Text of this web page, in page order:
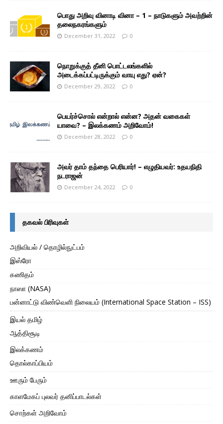
பொது அறிவு வினாடி வினா – 1 – நாடுகளும் அவற்றின்
தலைநகரங்களும்
December 31, 2022 0
நொறுக்குத் தீனி பொட்டலங்களில்
அடைக்கப்பட்டிருக்கும் வாயு எது? ஏன்?
December 29, 2022 0
பெயர்ச்சொல் என்றால் என்ன? அதன் வகைகள்
யாவை? – இலக்கணம் அறிவோம்!
December 28, 2022 0
அவர் தாம் தந்தை பெரியார்! – எழுதியவர்: உதயநிதி
நடராஜன்
December 24, 2022 0
தகவல் பிரிவுகள்
அறிவியல் / தொழில்நுட்பம்
இஸ்ரோ
கணிதம்
நாஸா (NASA)
பன்னாட்டு விண்வெளி நிலையம் (International Space Station – ISS)
இயல் தமிழ்
ஆத்திசூடி
இலக்கணம்
தொல்காப்பியம்
ஊரும் பேரும்
காளமேகப் புலவர் தனிப்பாடல்கள்
சொற்கள் அறிவோம்